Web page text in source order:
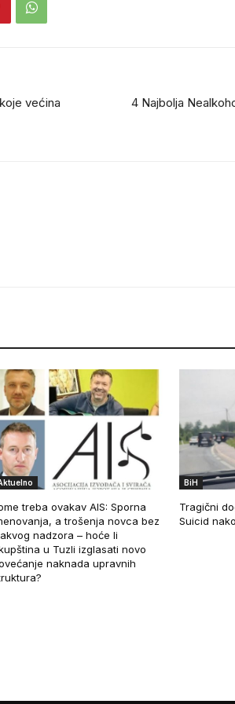
većina
4 Najbolja
treba ovakav AIS: Sporna
a trošenja novca bez
nadzora – hoće li
u Tuzli izglasati novo
naknada upravnih
BiH
Tragični
Suicid